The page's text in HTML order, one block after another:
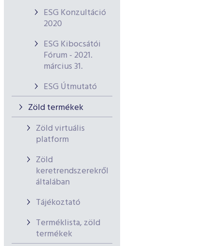
ESG Konzultáció
2020
ESG Kibocsátói
Fórum - 2021.
március 31.
ESG Útmutató
Zöld termékek
Zöld virtuális
platform
Zöld
keretrendszerekről
általában
Tájékoztató
Terméklista, zöld
termékek